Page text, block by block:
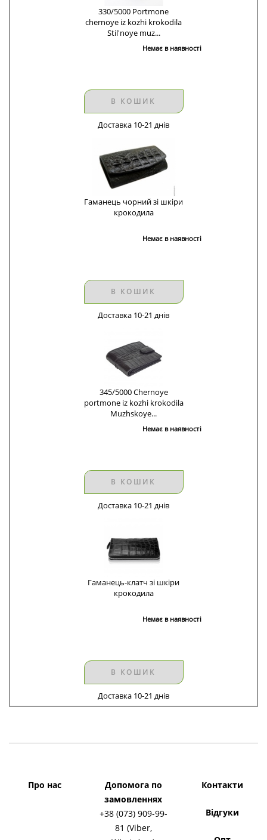
330/5000 Portmone
chernoye iz kozhi krokodila
Stil'noye muz...
Немає в наявності
В КОШИК
Доставка 10-21 днів
Гаманець чорний зі шкіри
крокодила
Немає в наявності
В КОШИК
Доставка 10-21 днів
345/5000 Chernoye
portmone iz kozhi krokodila
Muzhskoye...
Немає в наявності
В КОШИК
Доставка 10-21 днів
Гаманець-клатч зі шкіри
крокодила
Немає в наявності
В КОШИК
Доставка 10-21 днів
Про нас
Допомога по
замовленнях
+38 (073) 909-99-
81 (Viber,
Контакти
Відгуки